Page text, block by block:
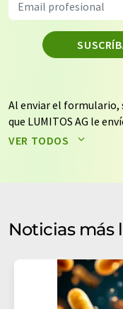
Al enviar el formulario,
que LUMITOS AG le
boletín o boletines
de nuestrapolítica de
electrónico a efectos
mercado y opinión.
de indicar los motivos
LUMITOS AG, Ernst-
(Alemania) o por
VER TODOS
Noticias más